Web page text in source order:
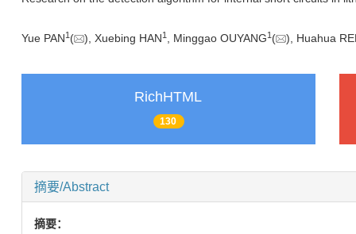
Yue PAN1 ( ), Xuebing HAN1 , Minggao OUYANG1 ( ), Huahua
RichHTML
130
摘要/Abstract
摘要：